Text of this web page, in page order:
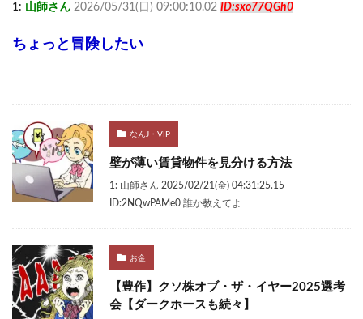
1: 山師さん 2026/05/31(日) 09:00:10.02 ID:sxo77QGh0
ちょっと冒険したい
なんJ・VIP
壁が薄い賃貸物件を見分ける方法
1: 山師さん 2025/02/21(金) 04:31:25.15
ID:2NQwPAMe0 誰か教えてよ
お金
【豊作】クソ株オブ・ザ・イヤー2025選考
会【ダークホースも続々】